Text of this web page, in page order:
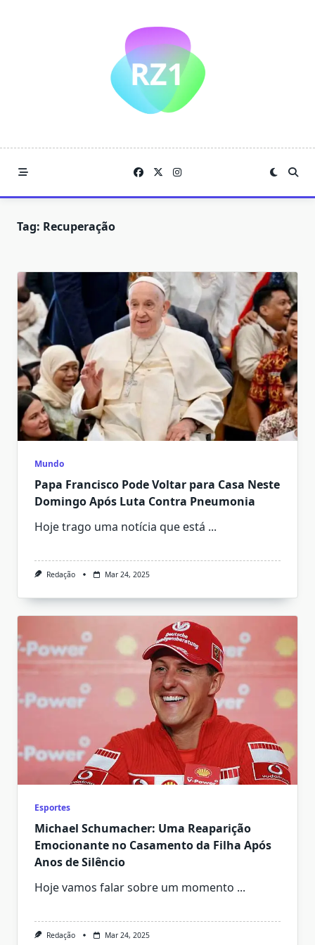
Tag: Recuperação
Mundo
Papa Francisco Pode Voltar para Casa Neste
Domingo Após Luta Contra Pneumonia
Hoje trago uma notícia que está ...
Redação Mar 24, 2025
Esportes
Michael Schumacher: Uma Reaparição
Emocionante no Casamento da Filha Após
Anos de Silêncio
Hoje vamos falar sobre um momento ...
Redação Mar 24, 2025